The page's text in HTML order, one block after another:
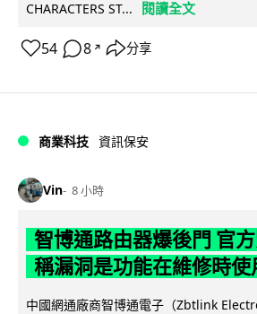
CHARACTERS ST... 閱讀全文
54 8 ↗ 分享
商業科技 資訊保安
Vin 8 小時
智博通路由器爆後門 官
稱漏洞是功能在維修時使
中國網通廠商智博通電子（Zbtlink